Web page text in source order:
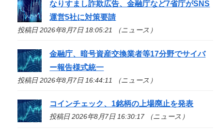
なりすまし詐欺広告、金融庁など7省庁がSNS
運営5社に対策要請
投稿日 2026年8月7日 18:05:21 （ニュース）
金融庁、暗号資産交換業者等17分野でサイバ
ー報告様式統一
投稿日 2026年8月7日 16:44:11 （ニュース）
コインチェック、1銘柄の上場廃止を発表
投稿日 2026年8月7日 16:30:17 （ニュース）